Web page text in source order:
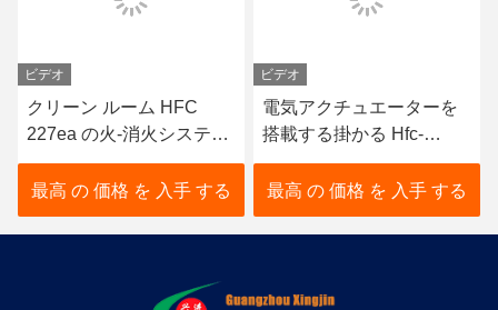
ビデオ
クリーン ルーム HFC
227ea の火-消火システム
の懸濁液 16L は模倣しま
す
最高 の 価格 を 入手 する
ビデオ
電気アクチュエーターを
搭載する掛かる Hfc-
227ea の消火システム
最高 の 価格 を 入手 する